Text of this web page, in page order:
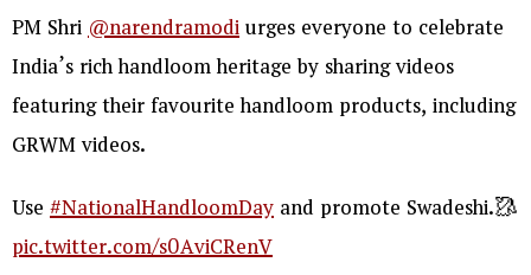
PM Shri@narendramodiurges everyone to celebrate
India’s rich handloom heritage by sharing videos
featuring their favourite handloom products, including
GRWM videos.
Use#NationalHandloomDayand promote Swadeshi.🥻
pic.twitter.com/s0AviCRenV